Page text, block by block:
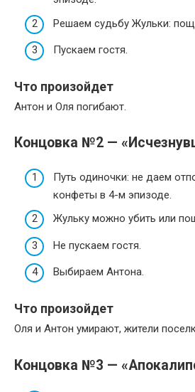
Решаем судьбу Жульки:
Пускаем гостя.
Что произойдет
Антон и Оля погибают.
Концовка №2 —
Путь одиночки: не даем
конфеты в 4-м эпизоде.
Жульку можно убить или
Не пускаем гостя.
Выбираем Антона.
Что произойдет
Оля и Антон умирают, жители
Концовка №3 —